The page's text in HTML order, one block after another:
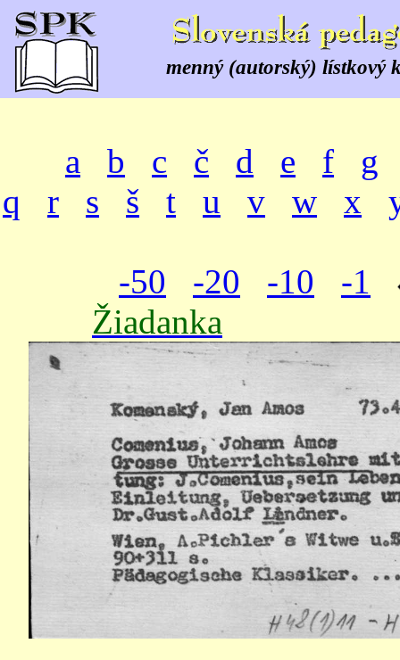
menný (autorský) lístkový
a b c č d e f
g
q
r s š t u v w x
-50 -20 -10
-1
Žiadanka